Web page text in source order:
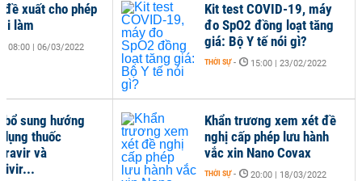
Khẩn trương xem xét đề
nghị cấp phép lưu hành
vắc xin Nano Covax
THỜI SỰ - 20:00 | 18/03/2022
đề xuất cho phép
làm
08:00 | 06/03/2022
bổ sung hướng
thuốc
và
Kit test COVID-19, máy
đo SpO2 đồng loạt tăng
giá: Bộ Y tế nói gì?
THỜI SỰ - 15:00 | 23/02/2022